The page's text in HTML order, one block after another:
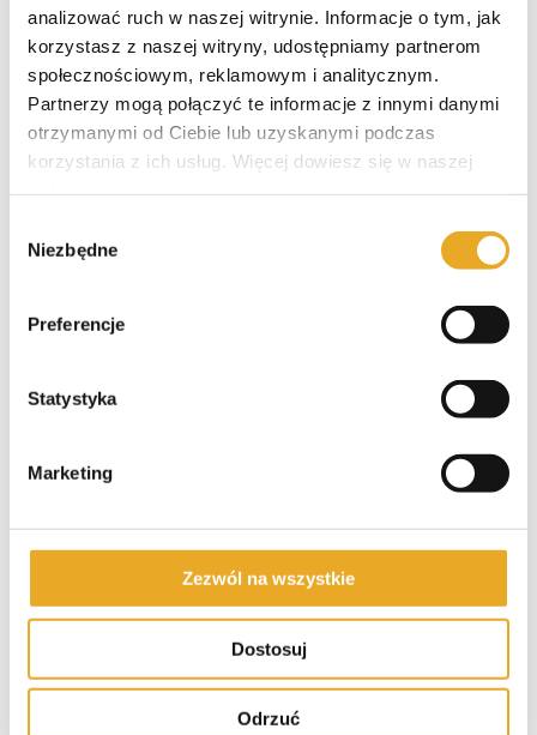
analizować ruch w naszej witrynie. Informacje o tym, jak
korzystasz z naszej witryny, udostępniamy partnerom
społecznościowym, reklamowym i analitycznym.
Partnerzy mogą połączyć te informacje z innymi danymi
otrzymanymi od Ciebie lub uzyskanymi podczas
korzystania z ich usług. Więcej dowiesz się w naszej
zgody
Niezbędne
Preferencje
Statystyka
Marketing
Zezwól na wszystkie
Dostosuj
Odrzuć
Polecane pożyczki
SzybkoPozycz – opinie i recenzja
Tarata – opinie i recenzja